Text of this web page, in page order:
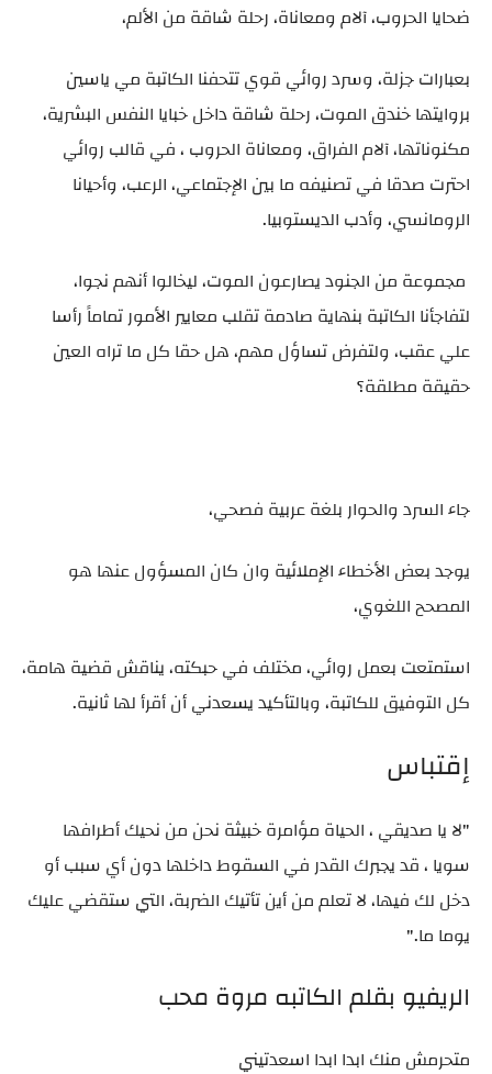
ضحايا الحروب، آلام ومعاناة، رحلة شاقة من الألم،
بعبارات جزلة، وسرد روائي قوي تتحفنا الكاتبة مي ياسين
بروايتها خندق الموت، رحلة شاقة داخل خبايا النفس البشرية،
مكنوناتها، آلام الفراق، ومعاناة الحروب ، في قالب روائي
احترت صدقا في تصنيفه ما بين الإجتماعي، الرعب، وأحيانا
الرومانسي، وأدب الديستوبيا.
مجموعة من الجنود يصارعون الموت، ليخالوا أنهم نجوا،
لتفاجأنا الكاتبة بنهاية صادمة تقلب معايير الأمور تماماً رأسا
علي عقب، ولتفرض تساؤل مهم، هل حقا كل ما تراه العين
حقيقة مطلقة؟
جاء السرد والحوار بلغة عربية فصحي،
يوجد بعض الأخطاء الإملائية وان كان المسؤول عنها هو
المصحح اللغوي،
استمتعت بعمل روائي، مختلف في حبكته، يناقش قضية هامة،
كل التوفيق للكاتبة، وبالتأكيد يسعدني أن أقرأ لها ثانية.
إقتباس
"لا يا صديقي ، الحياة مؤامرة خبيثة نحن من نحيك أطرافها
سويا ، قد يجبرك القدر في السقوط داخلها دون أي سبب أو
دخل لك فيها، لا تعلم من أين تأتيك الضربة، التي ستقضي عليك
يوما ما."
الريفيو بقلم الكاتبه مروة محب
متحرمش منك ابدا ابدا اسعدتيني